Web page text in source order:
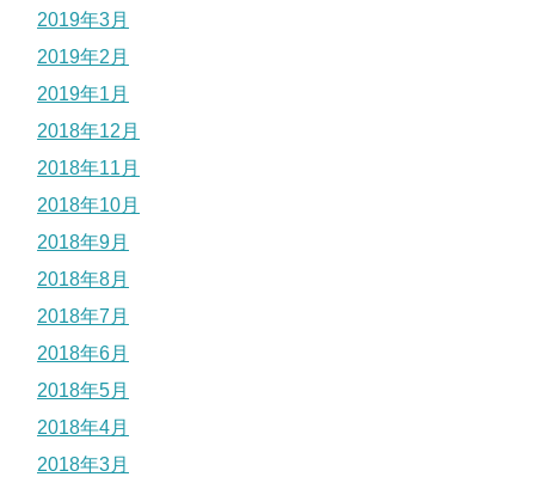
2019年3月
2019年2月
2019年1月
2018年12月
2018年11月
2018年10月
2018年9月
2018年8月
2018年7月
2018年6月
2018年5月
2018年4月
2018年3月